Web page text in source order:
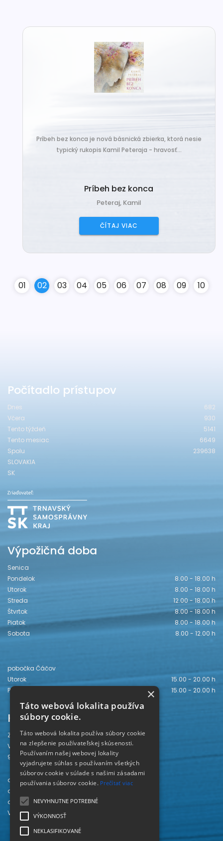
Príbeh bez konca je nová básnická zbierka, ktorá nesie
typický rukopis Kamil Peteraja - hravosť...
Príbeh bez konca
Peteraj, Kamil
ČÍTAJ VIAC
01 02 03 04 05 06 07 08 09 10
Počítadlo prístupov
Dnes
682
Včera
930
Tento týždeň
5141
Tento mesiac
6649
Spolu
239638
SLOVAKIA
SK
Výpožičná doba
Senica
Pondelok
8.00 - 18.00 h
Utorok
8.00 - 18.00 h
Streda
12.00 - 18.00 h
Štvrtok
8.00 - 18.00 h
Piatok
8.00 - 18.00 h
Sobota
8.00 - 12.00 h
pobočka Čáčov
Utorok
15.00 - 20.00 h
Piatok
15.00 - 20.00 h
Kontakt
Záhorská knižnica
Vajanského 28
905 01 Senica
odd. beletrie 034/654 3780
odd. odbornej literatúry 034/651 2710
odd. pre deti a mládež 034/654 6519
Viac kontaktov nájdete
×
Táto webová lokalita používa
súbory cookie.
Táto webová lokalita používa súbory cookie
na zlepšenie používateľskej skúsenosti.
Používaním našej webovej lokality
vyjadrujete súhlas s používaním všetkých
súborov cookie v súlade s našimi zásadami
používania súborov cookie. Prečítať viac
NEVYHNUTNE POTREBNÉ
VÝKONNOSŤ
NEKLASIFIKOVANÉ